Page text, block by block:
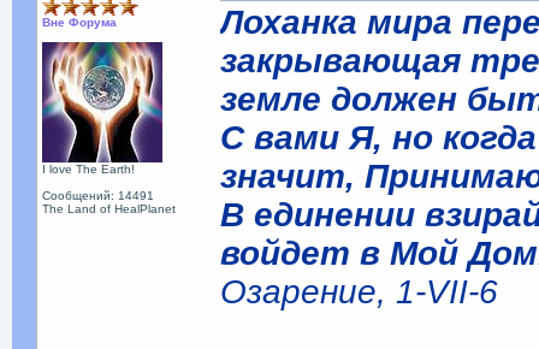
Вне Форума
I love The Earth!
Сообщений: 14491
The Land of HealPlanet
Лоханка мира
закрывающая
земле должен
С вами Я, но
значит,
В единении
войдет в Мой
Озарение, 1-VII-6